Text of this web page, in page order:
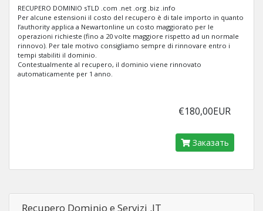
RECUPERO DOMINIO sTLD .com .net .org .biz .info
Per alcune estensioni il costo del recupero è di tale importo in quanto
l’authority applica a Newartonline un costo maggiorato per le
operazioni richieste (fino a 20 volte maggiore rispetto ad un normale
rinnovo). Per tale motivo consigliamo sempre di rinnovare entro i
tempi stabiliti il dominio.
Contestualmente al recupero, il dominio viene rinnovato
automaticamente per 1 anno.
€180,00EUR
Заказать
Recupero Dominio e Servizi .IT